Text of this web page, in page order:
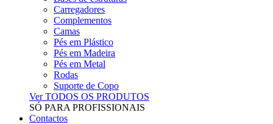
Carregadores
Complementos
Camas
Pés em Plástico
Pés em Madeira
Pés em Metal
Rodas
Suporte de Copo
Ver TODOS OS PRODUTOS
SÓ PARA PROFISSIONAIS
Contactos